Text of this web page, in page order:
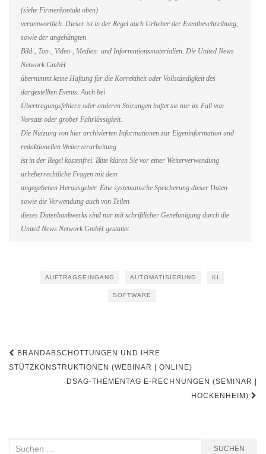
(siehe Firmenkontakt oben)
verantwortlich. Dieser ist in der Regel auch Urheber der Eventbeschreibung,
sowie der angehängten
Bild-, Ton-, Video-, Medien- und Informationsmaterialien. Die United News
Network GmbH
übernimmt keine Haftung für die Korrektheit oder Vollständigkeit des
dargestellten Events. Auch bei
Übertragungsfehlern oder anderen Störungen haftet sie nur im Fall von
Vorsatz oder grober Fahrlässigkeit.
Die Nutzung von hier archivierten Informationen zur Eigeninformation und
redaktionellen Weiterverarbeitung
ist in der Regel kostenfrei. Bitte klären Sie vor einer Weiterverwendung
urheberrechtliche Fragen mit dem
angegebenen Herausgeber. Eine systematische Speicherung dieser Daten
sowie die Verwendung auch von Teilen
dieses Datenbankwerks sind nur mit schriftlicher Genehmigung durch die
United News Network GmbH gestattet
AUFTRAGSEINGANG AUTOMATISIERUNG KI
SOFTWARE
Beitragsnavigation
BRANDABSCHOTTUNGEN UND IHRE
STÜTZKONSTRUKTIONEN (WEBINAR | ONLINE)
DSAG-THEMENTAG E-RECHNUNGEN (SEMINAR |
HOCKENHEIM)
Suchen
SUCHEN